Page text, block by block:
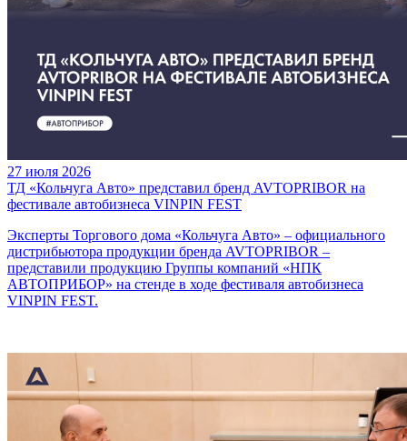
27 июля 2026
ТД «Кольчуга Авто» представил бренд AVTOPRIBOR на
фестивале автобизнеса VINPIN FEST
Эксперты Торгового дома «Кольчуга Авто» – официального
дистрибьютора продукции бренда AVTOPRIBOR –
представили продукцию Группы компаний «НПК
АВТОПРИБОР» на стенде в ходе фестиваля автобизнеса
VINPIN FEST.